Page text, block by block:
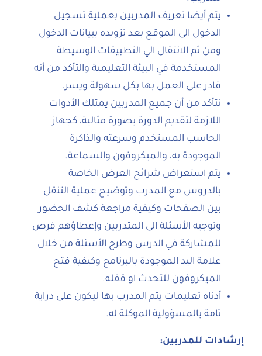
يتم أيضا تعريف المدربين بعملية تسجيل
الدخول الى الموقع بعد تزويده ببيانات الدخول
ومن ثم الانتقال الي التطبيقات الوسيطة
المستخدمة في البيئة التعليمية والتأكد من أنه
قادر على العمل بها بكل سهولة ويسر.
نتأكد من أن جميع المدربين يمتلك الأدوات
اللازمة لتقديم الدورة بصورة مثالية، كجهاز
الحاسب المستخدم وسرعته والذاكرة
الموجودة به، والميكروفون والسماعة.
يتم استعراض شرائح العرض الخاصة
بالدروس مع المدرب وتوضيح عملية التنقل
بين الصفحات وكيفية مراجعة كشف الحضور
وتوجيه الأسئلة الى المتدربين وإعطاؤهم فرص
للمشاركة في الدرس وطرح الأسئلة من خلال
علامة اليد الموجودة بالبرنامج وكيفية فتح
الميكروفون للتحدث او قفله.
أدناه تعليمات يتم المدرب بها ليكون على دراية
تامة بالمسؤولية الموكلة له.
إرشادات للمدربين: